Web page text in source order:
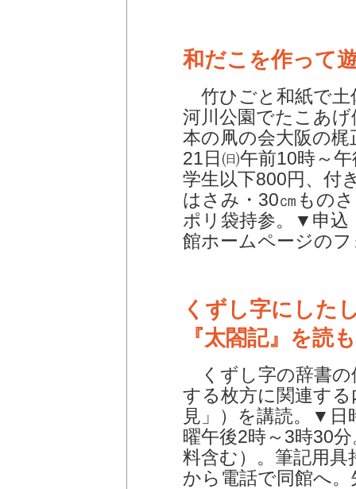
和だこを作って
竹ひごと和紙で土
河川公園でたこあ
本の凧の会大阪の
21日㈰午前10時～
学生以下800円、付
はさみ・30㎝もの
ポリ袋持参。▼申
館ホームページの
くずし字にした
『太閤記』を読
くずし字の辞書の
する枚方に関連す
見」）を講読。▼
曜午後2時～3時30
料含む）。筆記用
から電話で同館へ。